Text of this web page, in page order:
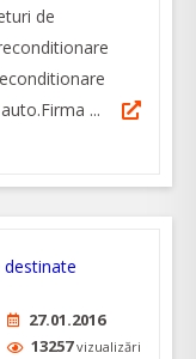
de
...
27.01.2016
13257vizualizări